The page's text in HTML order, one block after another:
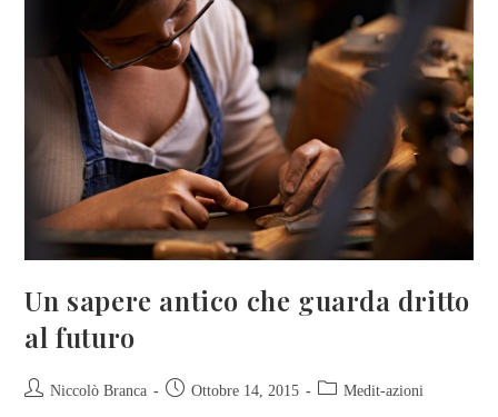
Un sapere antico che guarda dritto
al futuro
Niccolò Branca Ottobre 14, 2015 Medit-azioni